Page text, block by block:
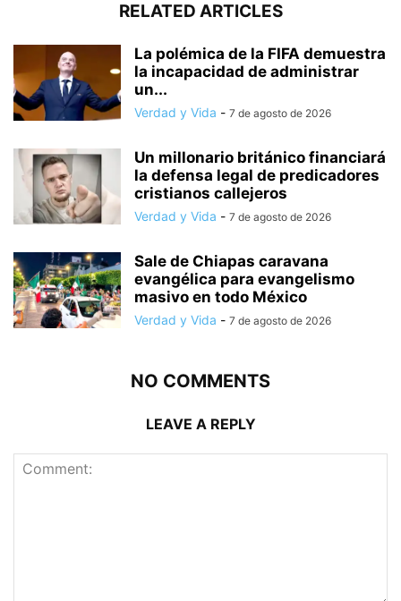
RELATED ARTICLES
La polémica de la FIFA demuestra
la incapacidad de administrar
un...
Verdad y Vida - 7 de agosto de 2026
Un millonario británico financiará
la defensa legal de predicadores
cristianos callejeros
Verdad y Vida - 7 de agosto de 2026
Sale de Chiapas caravana
evangélica para evangelismo
masivo en todo México
Verdad y Vida - 7 de agosto de 2026
NO COMMENTS
LEAVE A REPLY